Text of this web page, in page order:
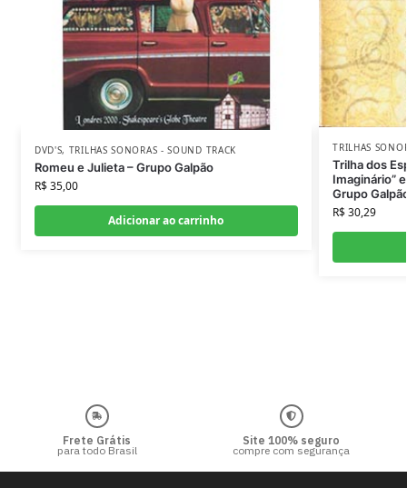
DVD'S, TRILHAS SONORAS - SOUND TRACK
Romeu e Julieta – Grupo Galpão
R$35,00
Adicionar ao carrinho
TRILHAS
Trilha dos
Imaginário”
Grupo
R$30,29
Frete Grátis
para todo Brasil
Site 100% seguro
compre com segurança